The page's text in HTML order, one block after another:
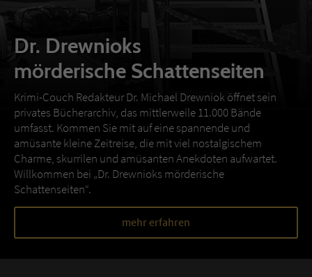
Dr. Drewnioks
mörderische Schattenseiten
Krimi-Couch Redakteur Dr. Michael Drewniok öffnet sein
privates Bücherarchiv, das mittlerweile 11.000 Bände
umfasst. Kommen Sie mit auf eine spannende und
amüsante kleine Zeitreise, die mit viel nostalgischem
Charme, skurrilen und amüsanten Anekdoten aufwartet.
Willkommen bei „Dr. Drewnioks mörderische
Schattenseiten“.
mehr erfahren